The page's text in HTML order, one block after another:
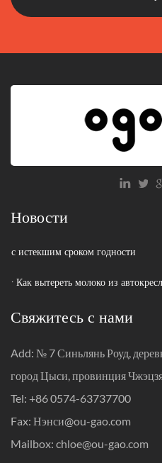
Новости
· Как избавиться от старых
пожертвовать или выбросить?
с истекшим сроком годности
· Как вытереть молоко из
· Как путешествовать с
безопасности прежде всего
пожертвовать или выбросить?
Свяжитесь с нами
Add: № 7 Синьлянь Роуд,
город Цыси, провинция
Tel: +86 0574-63737700
Fax: Нэнси@ou-gao.com
Mailbox: chloe@ou-gao.com